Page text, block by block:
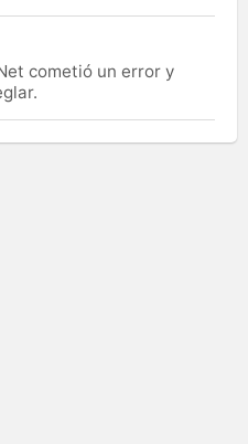
cometió un error y